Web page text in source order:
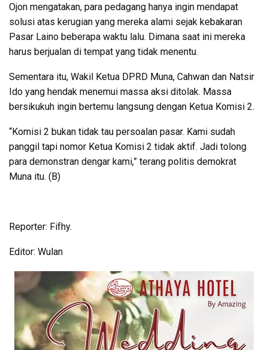
Ojon mengatakan, para pedagang hanya ingin mendapat
solusi atas kerugian yang mereka alami sejak kebakaran
Pasar Laino beberapa waktu lalu. Dimana saat ini mereka
harus berjualan di tempat yang tidak menentu.
Sementara itu, Wakil Ketua DPRD Muna, Cahwan dan Natsir
Ido yang hendak menemui massa aksi ditolak. Massa
bersikukuh ingin bertemu langsung dengan Ketua Komisi 2.
“Komisi 2 bukan tidak tau persoalan pasar. Kami sudah
panggil tapi nomor Ketua Komisi 2 tidak aktif. Jadi tolong
para demonstran dengar kami,” terang politis demokrat
Muna itu. (B)
Reporter: Fifhy.
Editor: Wulan